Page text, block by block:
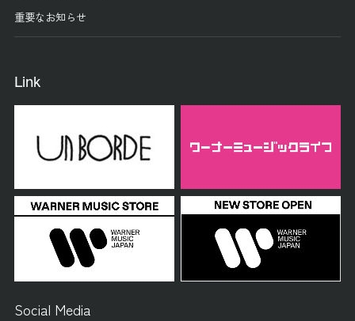
重要なお知らせ
Link
Social Media